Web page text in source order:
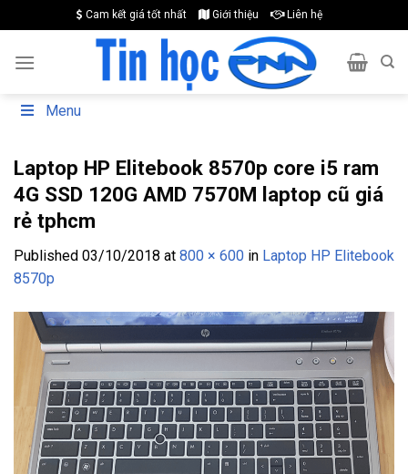
to
content
Cam kết giá tốt nhất Giới thiệu Liên hệ
Menu
Laptop HP Elitebook 8570p core i5 ram
4G SSD 120G AMD 7570M laptop cũ giá
rẻ tphcm
Published 03/10/2018 at 800 × 600 in Laptop HP Elitebook
8570p